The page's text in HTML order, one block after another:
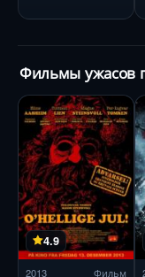
Фильмы ужасов
4.9
2013 Фильм